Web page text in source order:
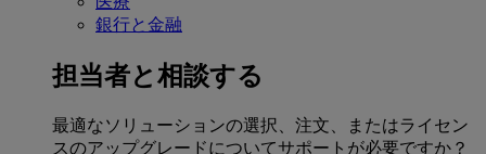
銀行と金融
担当者と相談する
最適なソリューションの選択、注文、またはライセン
スのアップグレードについてサポートが必要ですか？